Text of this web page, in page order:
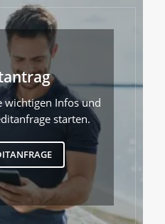
wichtigen Infos und
starten.